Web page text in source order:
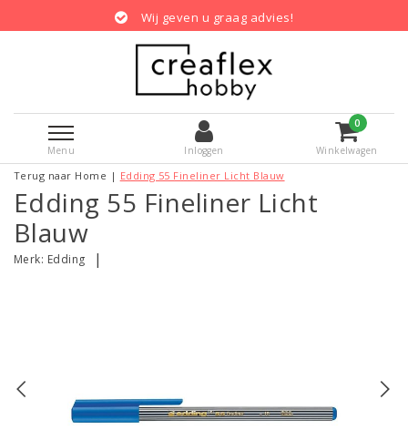
Wij geven u graag advies!
Menu Inloggen
0
Winkelwagen
Terug naar Home | Edding 55 Fineliner Licht Blauw
Edding 55 Fineliner Licht
Blauw
Merk: Edding |